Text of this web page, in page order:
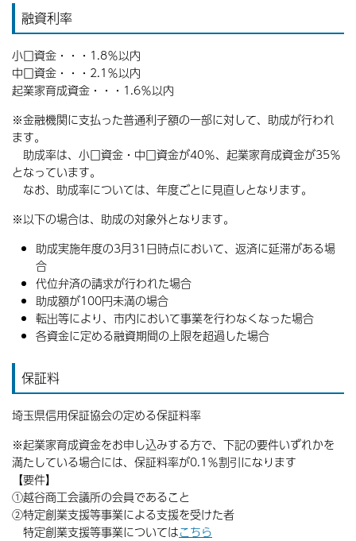
融資利率
小口資金・・・1.8％以内
中口資金・・・2.1％以内
起業家育成資金・・・1.6％以内
※金融機関に支払った普通利子額の一部に対して、助成が行われ
ます。
助成率は、小口資金・中口資金が40％、起業家育成資金が35％
となっています。
なお、助成率については、年度ごとに見直しとなります。
※以下の場合は、助成の対象外となります。
助成実施年度の3月31日時点において、返済に延滞がある場
合
代位弁済の請求が行われた場合
助成額が100円未満の場合
転出等により、市内において事業を行わなくなった場合
各資金に定める融資期間の上限を超過した場合
保証料
埼玉県信用保証協会の定める保証料率
※起業家育成資金をお申し込みする方で、下記の要件いずれかを
満たしている場合には、保証料率が0.1％割引になります
【要件】
①越谷商工会議所の会員であること
②特定創業支援等事業による支援を受けた者
特定創業支援等事業についてはこちら